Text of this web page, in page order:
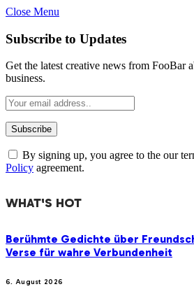
Close Menu
Subscribe to Updates
Get the latest creative news from FooBar
business.
By signing up, you agree to the our
Policy agreement.
WHAT'S HOT
Berühmte Gedichte über
Verse für wahre Verbundenheit
6. August 2026